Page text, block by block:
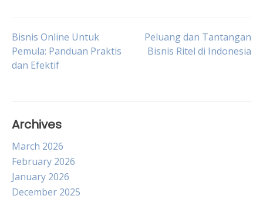
Post
navigation
Bisnis Online Untuk
Pemula: Panduan Praktis
dan Efektif
Peluang dan Tantangan
Bisnis Ritel di Indonesia
Archives
March 2026
February 2026
January 2026
December 2025